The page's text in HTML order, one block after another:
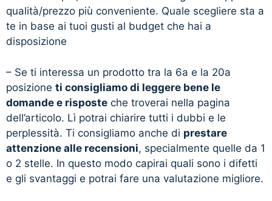
qualità/prezzo più conveniente. Quale scegliere sta a
te in base ai tuoi gusti al budget che hai a
disposizione
– Se ti interessa un prodotto tra la 6a e la 20a
posizione ti consigliamo di leggere bene le
domande e risposte che troverai nella pagina
dell’articolo. Lì potrai chiarire tutti i dubbi e le
perplessità. Ti consigliamo anche di prestare
attenzione alle recensioni, specialmente quelle da 1
o 2 stelle. In questo modo capirai quali sono i difetti
e gli svantaggi e potrai fare una valutazione migliore.